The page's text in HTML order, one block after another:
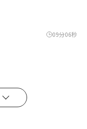
09分06秒